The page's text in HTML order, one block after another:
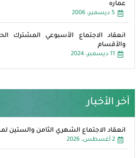
عماره
5 ديسمبر، 2006
انعقاد الاجتماع الأسبوعي المشترك
والأقسام
11 ديسمبر، 2024
آخر الأخبار
انعقاد الاجتماع الشهري الثامن والستين
2 أغسطس، 2026